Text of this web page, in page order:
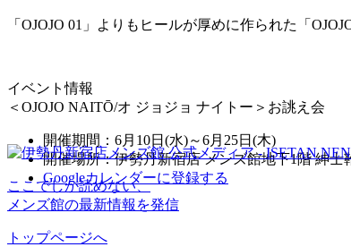
「OJOJO 01」よりもヒールが厚めに作られた「
イベント情報
＜OJOJO NAITŌ/オ ジョジョ ナイトー＞お誂え会
開催期間：6月10日(水)～6月25日(木)
開催場所：伊勢丹新宿店 メンズ館地下1階 紳士
Googleカレンダーに登録する
ここでしか読めない、
メンズ館の最新情報を発信
トップページへ